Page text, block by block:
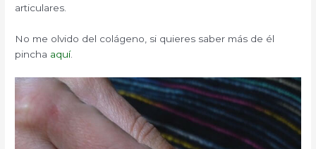
articulares.
No me olvido del colágeno, si quieres saber más de él
pincha aquí.